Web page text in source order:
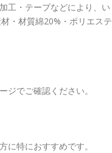
工・テープなどにより、い
・材質綿20%・ポリエステ
でご確認ください。
に特におすすめです。